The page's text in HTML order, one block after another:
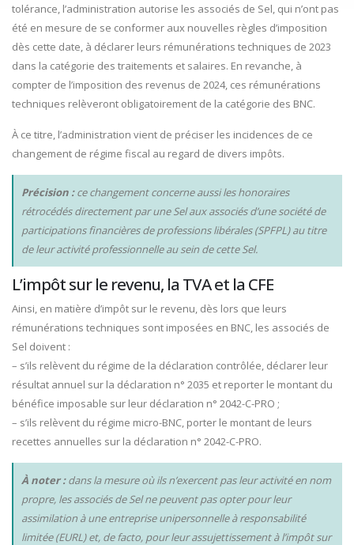
tolérance, l’administration autorise les associés de Sel, qui n’ont pas
été en mesure de se conformer aux nouvelles règles d’imposition
dès cette date, à déclarer leurs rémunérations techniques de 2023
dans la catégorie des traitements et salaires. En revanche, à
compter de l’imposition des revenus de 2024, ces rémunérations
techniques relèveront obligatoirement de la catégorie des BNC.
À ce titre, l’administration vient de préciser les incidences de ce
changement de régime fiscal au regard de divers impôts.
Précision :ce changement concerne aussi les honoraires
rétrocédés directement par une Sel aux associés d’une société de
participations financières de professions libérales (SPFPL) au titre
de leur activité professionnelle au sein de cette Sel.
L’impôt sur le revenu, la TVA et la CFE
Ainsi, en matière d’impôt sur le revenu, dès lors que leurs
rémunérations techniques sont imposées en BNC, les associés de
Sel doivent :
– s’ils relèvent du régime de la déclaration contrôlée, déclarer leur
résultat annuel sur la déclaration n° 2035 et reporter le montant du
bénéfice imposable sur leur déclaration n° 2042-C-PRO ;
– s’ils relèvent du régime micro-BNC, porter le montant de leurs
recettes annuelles sur la déclaration n° 2042-C-PRO.
À noter :dans la mesure où ils n’exercent pas leur activité en nom
propre, les associés de Sel ne peuvent pas opter pour leur
assimilation à une entreprise unipersonnelle à responsabilité
limitée (EURL) et, de facto, pour leur assujettissement à l’impôt sur